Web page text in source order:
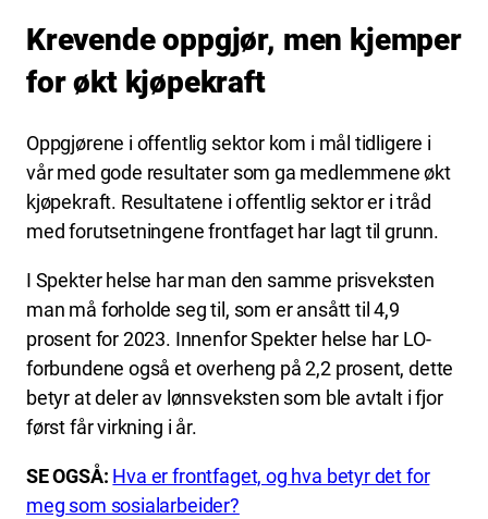
Krevende oppgjør, men kjemper
for økt kjøpekraft
Oppgjørene i offentlig sektor kom i mål tidligere i
vår med gode resultater som ga medlemmene økt
kjøpekraft. Resultatene i offentlig sektor er i tråd
med forutsetningene frontfaget har lagt til grunn.
I Spekter helse har man den samme prisveksten
man må forholde seg til, som er ansått til 4,9
prosent for 2023. Innenfor Spekter helse har LO-
forbundene også et overheng på 2,2 prosent, dette
betyr at deler av lønnsveksten som ble avtalt i fjor
først får virkning i år.
SE OGSÅ: Hva er frontfaget, og hva betyr det for
meg som sosialarbeider?